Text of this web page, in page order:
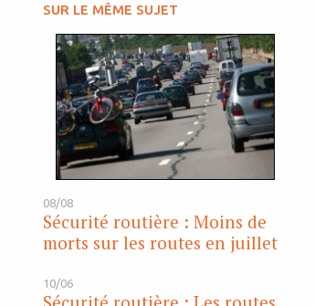
SUR LE MÊME SUJET
08/08
Sécurité routière : Moins de
morts sur les routes en juillet
10/06